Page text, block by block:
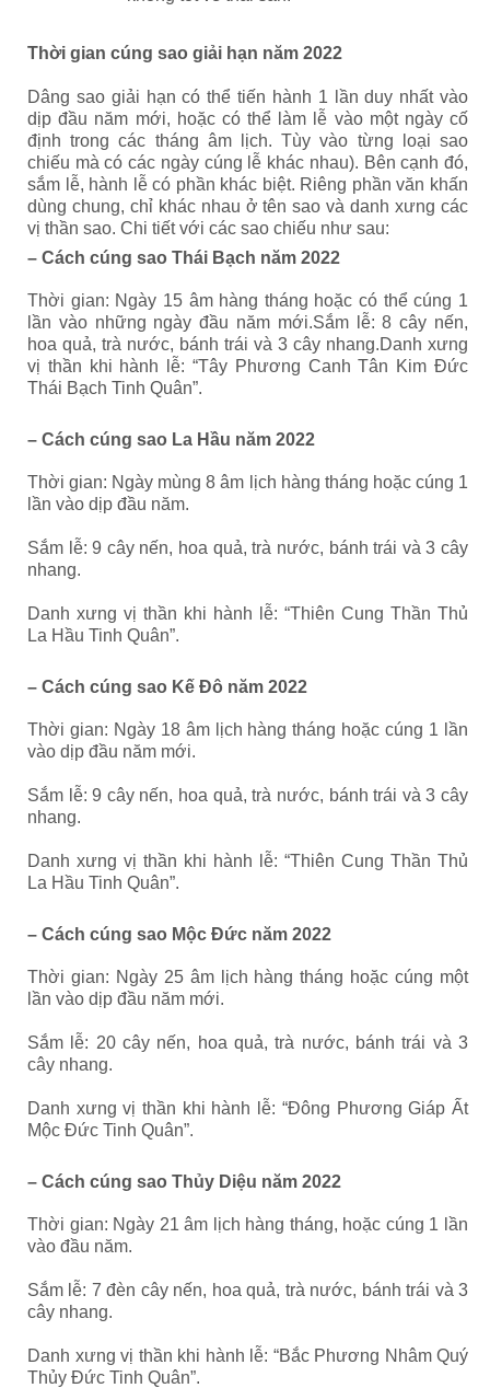
Thời gian cúng sao giải hạn năm 2022
Dâng sao giải hạn có thể tiến hành 1 lần duy nhất vào
dịp đầu năm mới, hoặc có thể làm lễ vào một ngày cố
định trong các tháng âm lịch. Tùy vào từng loại sao
chiếu mà có các ngày cúng lễ khác nhau). Bên cạnh đó,
sắm lễ, hành lễ có phần khác biệt. Riêng phần văn khấn
dùng chung, chỉ khác nhau ở tên sao và danh xưng các
vị thần sao. Chi tiết với các sao chiếu như sau:
– Cách cúng sao Thái Bạch năm 2022
Thời gian: Ngày 15 âm hàng tháng hoặc có thể cúng 1
lần vào những ngày đầu năm mới.Sắm lễ: 8 cây nến,
hoa quả, trà nước, bánh trái và 3 cây nhang.Danh xưng
vị thần khi hành lễ: “Tây Phương Canh Tân Kim Đức
Thái Bạch Tinh Quân”.
– Cách cúng sao La Hầu năm 2022
Thời gian: Ngày mùng 8 âm lịch hàng tháng hoặc cúng 1
lần vào dịp đầu năm.
Sắm lễ: 9 cây nến, hoa quả, trà nước, bánh trái và 3 cây
nhang.
Danh xưng vị thần khi hành lễ: “Thiên Cung Thần Thủ
La Hầu Tinh Quân”.
– Cách cúng sao Kế Đô năm 2022
Thời gian: Ngày 18 âm lịch hàng tháng hoặc cúng 1 lần
vào dịp đầu năm mới.
Sắm lễ: 9 cây nến, hoa quả, trà nước, bánh trái và 3 cây
nhang.
Danh xưng vị thần khi hành lễ: “Thiên Cung Thần Thủ
La Hầu Tinh Quân”.
– Cách cúng sao Mộc Đức năm 2022
Thời gian: Ngày 25 âm lịch hàng tháng hoặc cúng một
lần vào dịp đầu năm mới.
Sắm lễ: 20 cây nến, hoa quả, trà nước, bánh trái và 3
cây nhang.
Danh xưng vị thần khi hành lễ: “Đông Phương Giáp Ất
Mộc Đức Tinh Quân”.
– Cách cúng sao Thủy Diệu năm 2022
Thời gian: Ngày 21 âm lịch hàng tháng, hoặc cúng 1 lần
vào đầu năm.
Sắm lễ: 7 đèn cây nến, hoa quả, trà nước, bánh trái và 3
cây nhang.
Danh xưng vị thần khi hành lễ: “Bắc Phương Nhâm Quý
Thủy Đức Tinh Quân”.